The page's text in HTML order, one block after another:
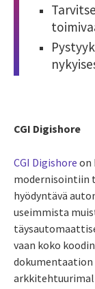
CGI Digishore
CGI Digishore on
modernisointiin
hyödyntävä
useimmista
vaan koko
dokumentaation